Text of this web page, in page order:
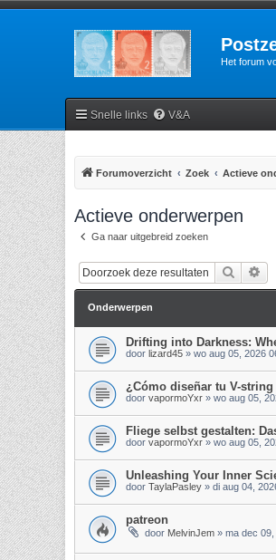
Het forum
Snelle links V&A
Forumoverzicht Zoek Actieve
Actieve onderwerpen
Ga naar uitgebreid zoeken
Zoek
Onderwerpen
Drifting into Darkness:
door lizard45 » wo aug 05, 2026
¿Cómo diseñar tu V-
door vapormoYxr » wo aug 05,
Fliege selbst gestalten:
door vapormoYxr » wo aug 05,
Unleashing Your Inner
door TaylaPasley » di aug 04,
patreon
door MelvinJem » ma dec